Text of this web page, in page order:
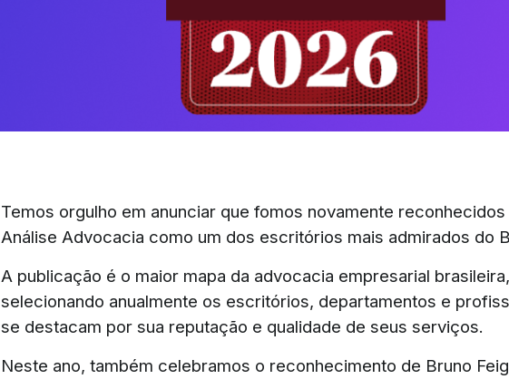
Temos orgulho em anunciar que fomos novamente reconhecidos
Análise Advocacia como um dos escritórios mais admirados do
A publicação é o maior mapa da advocacia empresarial brasileira,
selecionando anualmente os escritórios, departamentos e
se destacam por sua reputação e qualidade de seus serviços.
Neste ano, também celebramos o reconhecimento de Bruno